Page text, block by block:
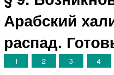
Арабский
распад.
1 2 3 4